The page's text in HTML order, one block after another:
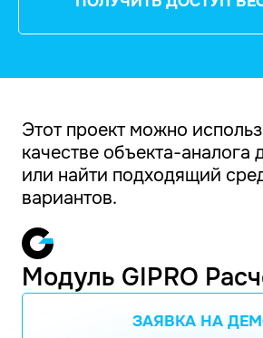
Этот проект можно
качестве объекта-аналога
или найти подходящий
вариантов.
Модуль GIPRO
ЗАЯВКА НА